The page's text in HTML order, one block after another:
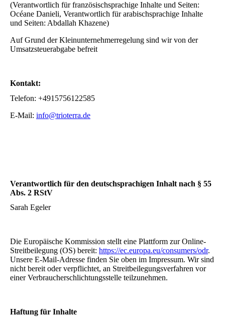
(Verantwortlich für französischsprachige Inhalte und Seiten:
Océane Danieli, Verantwortlich für arabischsprachige Inhalte
und Seiten: Abdallah Khazene)
Auf Grund der Kleinunternehmerregelung sind wir von der
Umsatzsteuerabgabe befreit
Kontakt:
Telefon: +4915756122585
E-Mail: info@trioterra.de
Verantwortlich für den deutschsprachigen Inhalt nach § 55
Abs. 2 RStV
Sarah Egeler
Die Europäische Kommission stellt eine Plattform zur Online-
Streitbeilegung (OS) bereit: https://ec.europa.eu/consumers/odr.
Unsere E-Mail-Adresse finden Sie oben im Impressum. Wir sind
nicht bereit oder verpflichtet, an Streitbeilegungsverfahren vor
einer Verbraucherschlichtungsstelle teilzunehmen.
Haftung für Inhalte